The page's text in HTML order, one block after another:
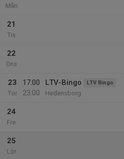
Mån
21
Tis
22
Ons
23
Tor
17:00
23:00
LTV-Bingo LTV Bingo
Hedensborg
24
Fre
25
Lör